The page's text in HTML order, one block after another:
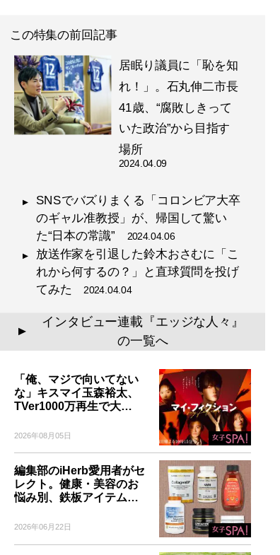
この特集の前回記事
居眠り議員に「恥を知
れ！」。石丸伸二市長
41歳、“腐敗しきって
いた政治”から目指す
場所
2024.04.09
SNSでバズりまくる「コロンビア大卒
のギャル准教授」が、帰国して驚い
た“日本の常識” 2024.04.06
放送作家を引退した鈴木おさむに「こ
れから何するの？」と直球質問を投げ
てみた 2024.04.04
▲
インタビュー連載『エッジな人々』
の一覧へ
「俺、マジで向いてない
な」キスマイ玉森裕太、
TVer1000万再生で大…
2026年08月05日
編集部のiHerb愛用者がセ
レクト。健康・美容のお
悩み別、鉄板アイテム…
2026年06月22日